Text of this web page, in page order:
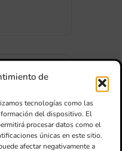
de
tecnologías como las
del dispositivo. El
procesar datos como el
únicas en este sitio.
afectar negativamente a
Calendar
/ Outlook